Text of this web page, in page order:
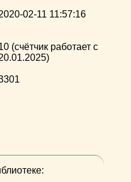
02-11 11:57:16
(счётчик работает с